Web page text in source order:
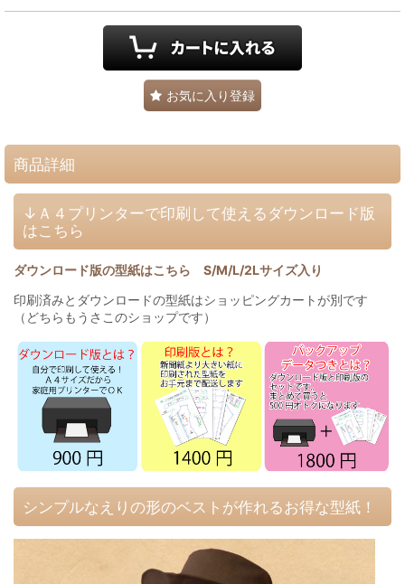
お気に入り登録
商品詳細
↓Ａ４プリンターで印刷して使えるダウンロード版
はこちら
ダウンロード版の型紙はこちら S/M/L/2Lサイズ入り
印刷済みとダウンロードの型紙はショッピングカートが別です
（どちらもうさこのショップです）
シンプルなえりの形のベストが作れるお得な型紙！